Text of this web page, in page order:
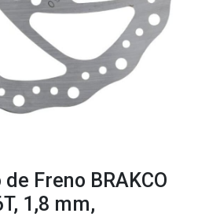
Freno BRAKCO
1,8 mm,